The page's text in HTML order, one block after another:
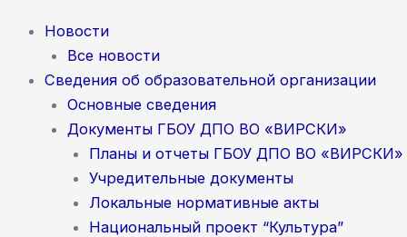
Новости
Все новости
Сведения об образовательной организации
Основные сведения
Документы ГБОУ ДПО ВО «ВИРСКИ»
Планы и отчеты ГБОУ ДПО ВО «ВИРСКИ»
Учредительные документы
Локальные нормативные акты
Национальный проект “Культура”